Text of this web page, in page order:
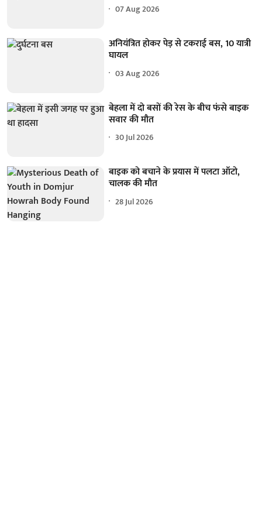
07 Aug 2026
अनियंत्रित होकर पेड़ से टकराई बस, 10 यात्री
घायल
03 Aug 2026
बेहला में दो बसों की रेस के बीच फंसे बाइक
सवार की मौत
30 Jul 2026
बाइक को बचाने के प्रयास में पलटा ऑटो,
चालक की मौत
28 Jul 2026